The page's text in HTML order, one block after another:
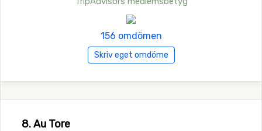
156 omdömen
Skriv eget omdöme
8. Au Tore